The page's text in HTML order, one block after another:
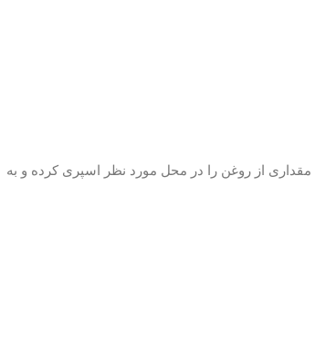
را تمیز نموده پس از مالش مقداری از روغن را در محل مورد نظر اسپری کرده و به